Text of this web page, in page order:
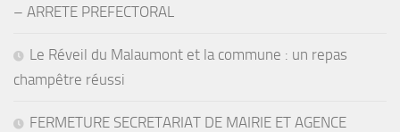
– ARRETE PREFECTORAL
Le Réveil du Malaumont et la commune : un repas
champêtre réussi
FERMETURE SECRETARIAT DE MAIRIE ET AGENCE